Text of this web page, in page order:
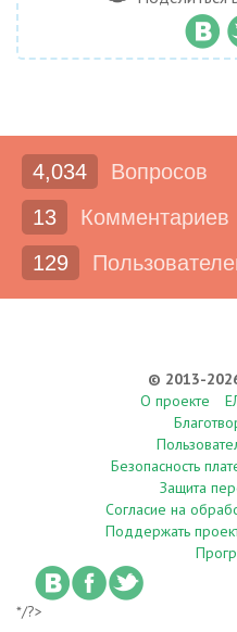
4,034 Вопросов
13
Комментариев
129
© 2013-
О проекте
Безопасность
Защита
Согласие на
Поддержать
*/?>